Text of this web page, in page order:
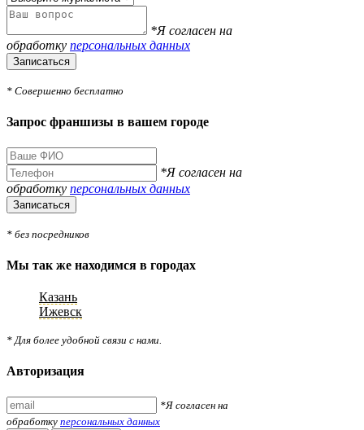
*Я согласен на
обработку персональных данных
Записаться
* Совершенно бесплатно
Запрос франшизы в вашем городе
*Я согласен на
обработку персональных данных
Записаться
* без посредников
Мы так же находимся в городах
Казань
Ижевск
* Для более удобной связи с нами.
Авторизация
*Я согласен на
обработку персональных данных